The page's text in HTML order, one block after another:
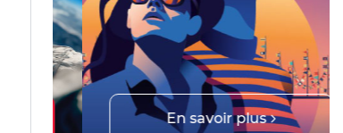
En savoir plus